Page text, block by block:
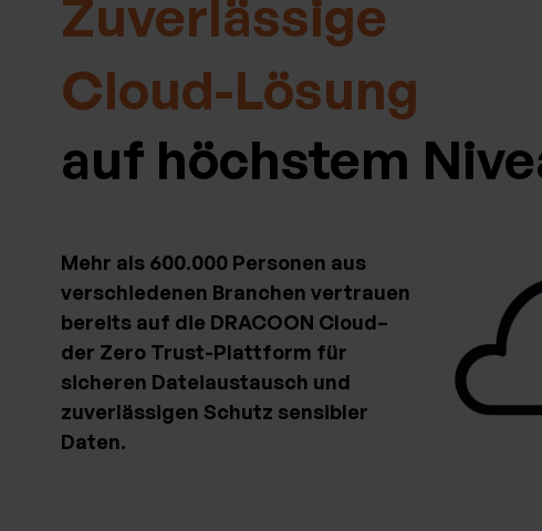
Zuverlässige
Cloud-Lösung
auf höchstem
Mehr als 600.000 Personen aus
verschiedenen Branchen vertrauen
bereits auf die DRACOON Cloud–
der Zero Trust-Plattform für
sicheren Dateiaustausch und
zuverlässigen Schutz sensibler
Daten.